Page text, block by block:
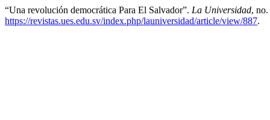
“Una revolución democrática Para El Salvador”. La Universidad,
https://revistas.ues.edu.sv/index.php/launiversidad/article/view/887.